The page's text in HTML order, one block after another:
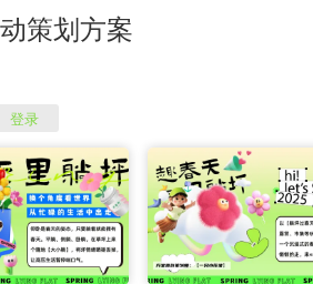
策划方案
登录